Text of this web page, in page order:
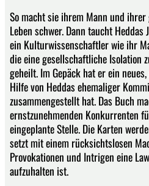
So macht sie ihrem Mann und
Leben schwer. Dann taucht
ein Kulturwissenschaftler wie ihr
die eine gesellschaftliche Isolation
geheilt. Im Gepäck hat er ein
Hilfe von Heddas ehemaliger
zusammengestellt hat. Das Buch
ernstzunehmenden Konkurrenten
eingeplante Stelle. Die Karten
setzt mit einem rücksichtslosen
Provokationen und Intrigen eine
aufzuhalten ist.